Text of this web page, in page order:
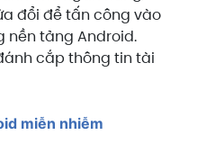
đổi để tấn công vào
nền tảng Android.
cắp thông tin tài
miễn nhiễm